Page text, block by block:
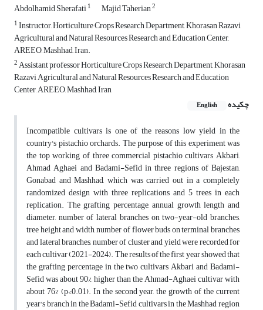
Abdolhamid Sherafati1 Majid Taherian2
1Instructor, Horticulture Crops Research Department, Khorasan Razavi
Agricultural and Natural Resources Research and Education Center,
AREEO, Mashhad, Iran.
2Assistant professor Horticulture Crops Research Department, Khorasan
Razavi Agricultural and Natural Resources Research and Education
Center, AREEO, Mashhad, Iran
چکیده
English
Incompatible cultivars is one of the reasons low yield in the
country's pistachio orchards. The purpose of this experiment was
the top working of three commercial pistachio cultivars Akbari,
Ahmad Aghaei and Badami-Sefid in three regions of Bajestan,
Gonabad and Mashhad, which was carried out in a completely
randomized design with three replications and 5 trees in each
replication. The grafting percentage, annual growth length and
diameter, number of lateral branches on two-year-old branches,
tree height and width, number of flower buds on terminal branches
and lateral branches, number of cluster and yield were recorded for
each cultivar (2021-2024). The results of the first year showed that
the grafting percentage in the two cultivars Akbari and Badami-
Sefid was about 90%, higher than the Ahmad-Aghaei cultivar with
about 76% (p<0.01). In the second year, the growth of the current
year's branch in the Badami-Sefid cultivars in the Mashhad region